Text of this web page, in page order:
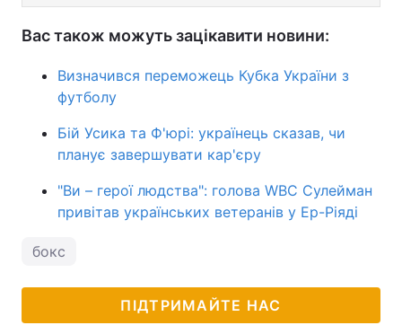
Вас також можуть зацікавити новини:
Визначився переможець Кубка України з
футболу
Бій Усика та Ф'юрі: українець сказав, чи
планує завершувати кар'єру
"Ви – герої людства": голова WBC Сулейман
привітав українських ветеранів у Ер-Ріяді
бокс
ПІДТРИМАЙТЕ НАС